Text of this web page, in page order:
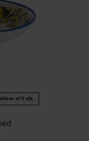
af 6 stk.